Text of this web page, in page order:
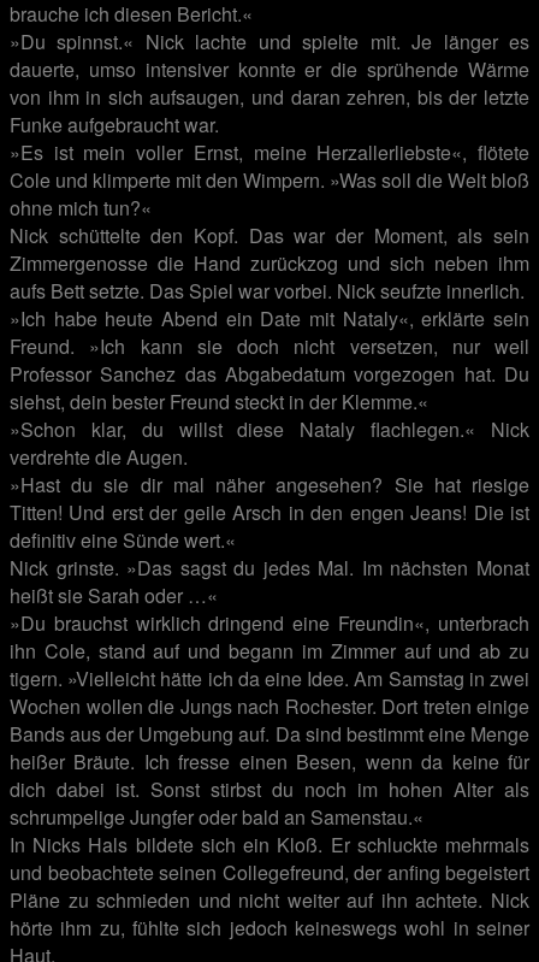
brauche ich diesen Bericht.«
»Du spinnst.« Nick lachte und spielte mit. Je länger es
dauerte, umso intensiver konnte er die sprühende Wärme
von ihm in sich aufsaugen, und daran zehren, bis der letzte
Funke aufgebraucht war.
»Es ist mein voller Ernst, meine Herzallerliebste«, flötete
Cole und klimperte mit den Wimpern. »Was soll die Welt bloß
ohne mich tun?«
Nick schüttelte den Kopf. Das war der Moment, als sein
Zimmergenosse die Hand zurückzog und sich neben ihm
aufs Bett setzte. Das Spiel war vorbei. Nick seufzte innerlich.
»Ich habe heute Abend ein Date mit Nataly«, erklärte sein
Freund. »Ich kann sie doch nicht versetzen, nur weil
Professor Sanchez das Abgabedatum vorgezogen hat. Du
siehst, dein bester Freund steckt in der Klemme.«
»Schon klar, du willst diese Nataly flachlegen.« Nick
verdrehte die Augen.
»Hast du sie dir mal näher angesehen? Sie hat riesige
Titten! Und erst der geile Arsch in den engen Jeans! Die ist
definitiv eine Sünde wert.«
Nick grinste. »Das sagst du jedes Mal. Im nächsten Monat
heißt sie Sarah oder …«
»Du brauchst wirklich dringend eine Freundin«, unterbrach
ihn Cole, stand auf und begann im Zimmer auf und ab zu
tigern. »Vielleicht hätte ich da eine Idee. Am Samstag in zwei
Wochen wollen die Jungs nach Rochester. Dort treten einige
Bands aus der Umgebung auf. Da sind bestimmt eine Menge
heißer Bräute. Ich fresse einen Besen, wenn da keine für
dich dabei ist. Sonst stirbst du noch im hohen Alter als
schrumpelige Jungfer oder bald an Samenstau.«
In Nicks Hals bildete sich ein Kloß. Er schluckte mehrmals
und beobachtete seinen Collegefreund, der anfing begeistert
Pläne zu schmieden und nicht weiter auf ihn achtete. Nick
hörte ihm zu, fühlte sich jedoch keineswegs wohl in seiner
Haut.